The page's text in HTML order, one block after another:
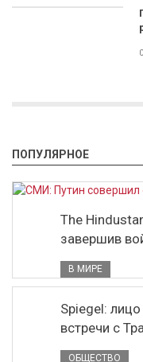
ПОПУЛЯРНОЕ
The
завершив
В МИРЕ
Spiegel:
встречи с
ОБЩЕСТВО